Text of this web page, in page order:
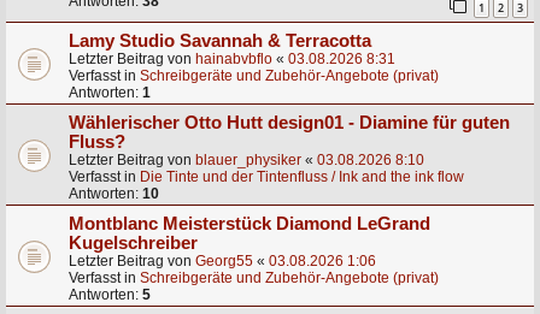
1 2 3
Lamy Studio Savannah & Terracotta
Letzter Beitrag von hainabvbflo « 03.08.2026 8:31
Verfasst in Schreibgeräte und Zubehör-Angebote (privat)
Antworten: 1
Wählerischer Otto Hutt design01 - Diamine für guten
Fluss?
Letzter Beitrag von blauer_physiker « 03.08.2026 8:10
Verfasst in Die Tinte und der Tintenfluss / Ink and the ink flow
Antworten: 10
Montblanc Meisterstück Diamond LeGrand
Kugelschreiber
Letzter Beitrag von Georg55 « 03.08.2026 1:06
Verfasst in Schreibgeräte und Zubehör-Angebote (privat)
Antworten: 5